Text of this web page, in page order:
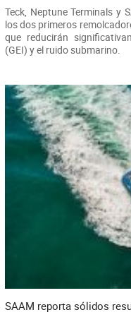
Teck, Neptune Terminals y
los dos primeros
que reducirán
(GEI) y el ruido submarino.
SAAM reporta sólidos